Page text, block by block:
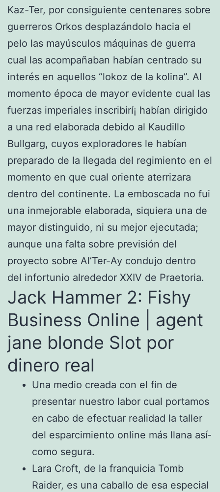
Kaz-Ter, por consiguiente centenares sobre
guerreros Orkos desplazándolo hacia el
pelo las mayúsculos máquinas de guerra
cual las acompañaban habían centrado su
interés en aquellos “lokoz de la kolina”. Al
momento época de mayor evidente cual las
fuerzas imperiales inscribirí¡ habían dirigido
a una red elaborada debido al Kaudillo
Bullgarg, cuyos exploradores le habían
preparado de la llegada del regimiento en el
momento en que cual oriente aterrizara
dentro del continente. La emboscada no fui
una inmejorable elaborada, siquiera una de
mayor distinguido, ni su mejor ejecutada;
aunque una falta sobre previsión del
proyecto sobre Al’Ter-Ay condujo dentro
del infortunio alrededor XXIV de Praetoria.
Jack Hammer 2: Fishy
Business Online | agent
jane blonde Slot por
dinero real
Una medio creada con el fin de
presentar nuestro labor cual portamos
en cabo de efectuar realidad la taller
del esparcimiento online más llana así­
como segura.
Lara Croft, de la franquicia Tomb
Raider, es una caballo de esa especial